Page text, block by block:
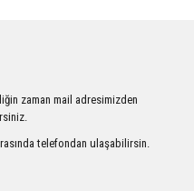
zaman mail adresimizden
telefondan ulaşabilirsin.